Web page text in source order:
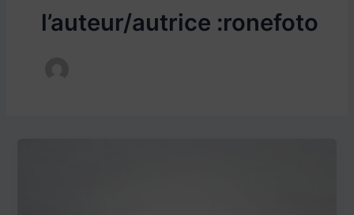
l’auteur/autrice :ronefoto